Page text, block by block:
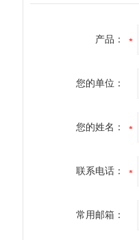
产品：
您的单位：
您的姓名：
联系电话：
常用邮箱：